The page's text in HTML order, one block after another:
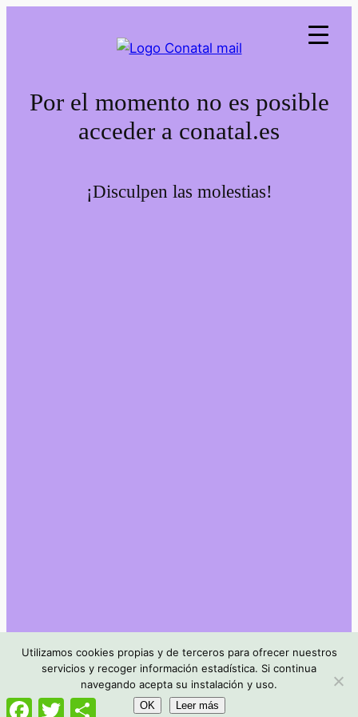
Por el momento no es posible
acceder a conatal.es
¡Disculpen las molestias!
Facebook
Twitter Compartir
Utilizamos cookies propias y de terceros para ofrecer nuestros
servicios y recoger información estadística. Si continua
navegando acepta su instalación y uso.
OK Leer más